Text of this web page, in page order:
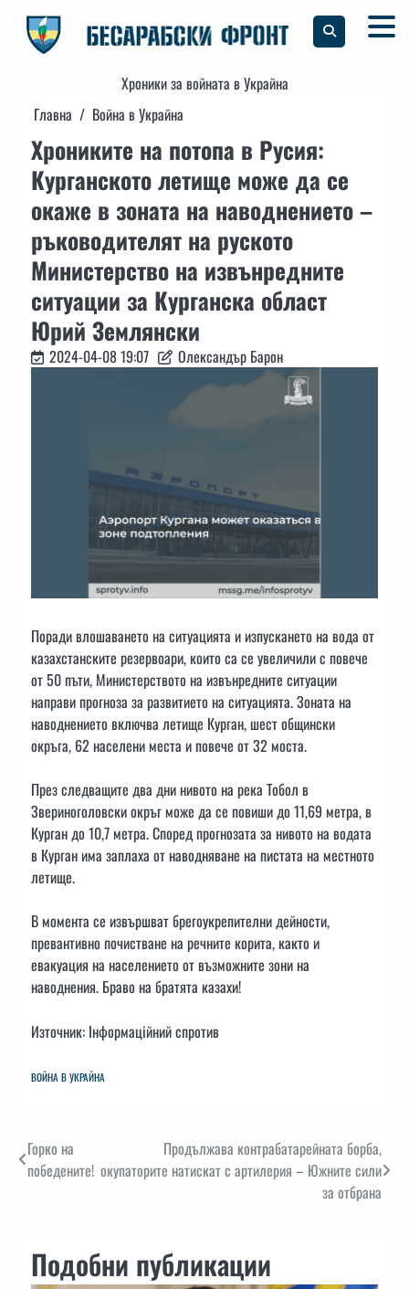
content
Хроники за войната в Украйна
Главна
Война в Украйна
Хрониките на потопа в Русия:
Курганското летище може да се
окаже в зоната на наводнението –
ръководителят на руското
Министерство на извънредните
ситуации за Курганска област
Юрий Землянски
2024-04-08 19:07 Олександър Барон
Поради влошаването на ситуацията и изпускането на вода от
казахстанските резервоари, които са се увеличили с повече
от 50 пъти, Министерството на извънредните ситуации
направи прогноза за развитието на ситуацията. Зоната на
наводнението включва летище Курган, шест общински
окръга, 62 населени места и повече от 32 моста.
През следващите два дни нивото на река Тобол в
Звериноголовски окръг може да се повиши до 11,69 метра, в
Курган до 10,7 метра. Според прогнозата за нивото на водата
в Курган има заплаха от наводняване на пистата на местното
летище.
В момента се извършват брегоукрепителни дейности,
превантивно почистване на речните корита, както и
евакуация на населението от възможните зони на
наводнения. Браво на братята казахи!
Източник: Інформаційний спротив
ВОЙНА В УКРАЙНА
Навигация
Горко на
победените!
Продължава контрабатарейната борба,
окупаторите натискат с артилерия – Южните сили
за отбрана
Подобни публикации